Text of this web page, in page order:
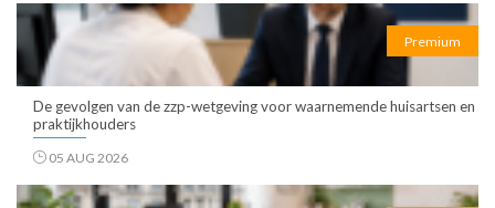
Premium
De gevolgen van de zzp-wetgeving voor waarnemende huisartsen en
praktijkhouders
05 AUG 2026